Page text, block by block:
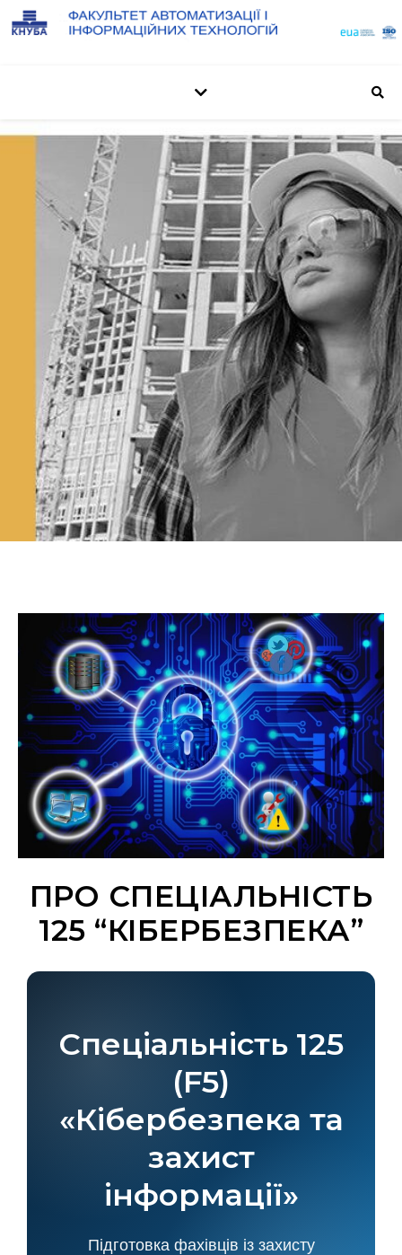
ПРО СПЕЦІАЛЬНІСТЬ
125 “КІБЕРБЕЗПЕКА”
Спеціальність 125
(F5)
«Кібербезпека та
захист
інформації»
Підготовка фахівців із захисту